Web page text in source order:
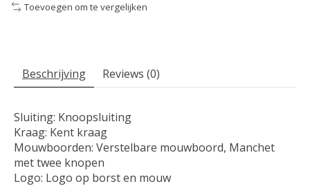
Toevoegen om te vergelijken
Beschrijving Reviews (0)
Sluiting: Knoopsluiting
Kraag: Kent kraag
Mouwboorden: Verstelbare mouwboord, Manchet
met twee knopen
Logo: Logo op borst en mouw